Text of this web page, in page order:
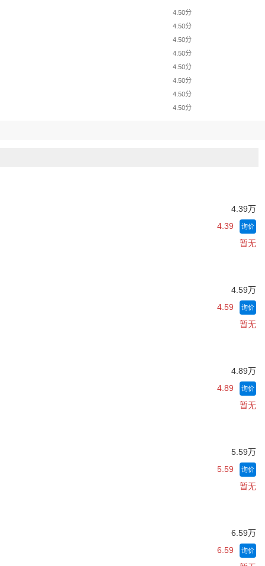
4.50分
4.50分
4.50分
4.50分
4.50分
4.50分
4.50分
4.50分
4.39万
询价
4.39
暂无
4.59万
询价
4.59
暂无
4.89万
询价
4.89
暂无
5.59万
询价
5.59
暂无
6.59万
询价
6.59